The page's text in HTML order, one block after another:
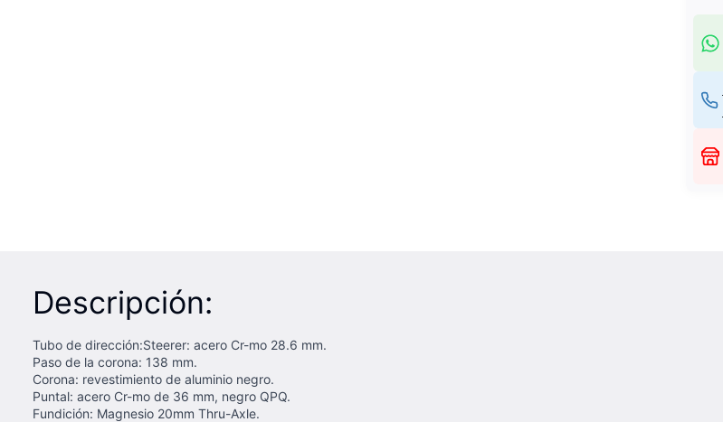
Descripción:
Tubo de dirección:Steerer: acero Cr-mo 28.6 mm.
Paso de la corona: 138 mm.
Corona: revestimiento de aluminio negro.
Puntal: acero Cr-mo de 36 mm, negro QPQ.
Fundición: Magnesio 20mm Thru-Axle.